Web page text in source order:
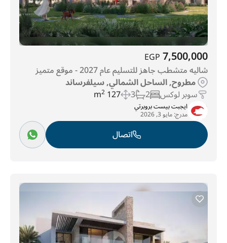
7,500,000
EGP
شاليه متشطب جاهز للتسليم عام 2027 - موقع متميز
مطروح, الساحل الشمالي, سيلفرساند
سوبر لوكس 2
3
127 m
2
ايجبت بيست بروبرتي
مدرج:مايو 3, 2026
اتصال